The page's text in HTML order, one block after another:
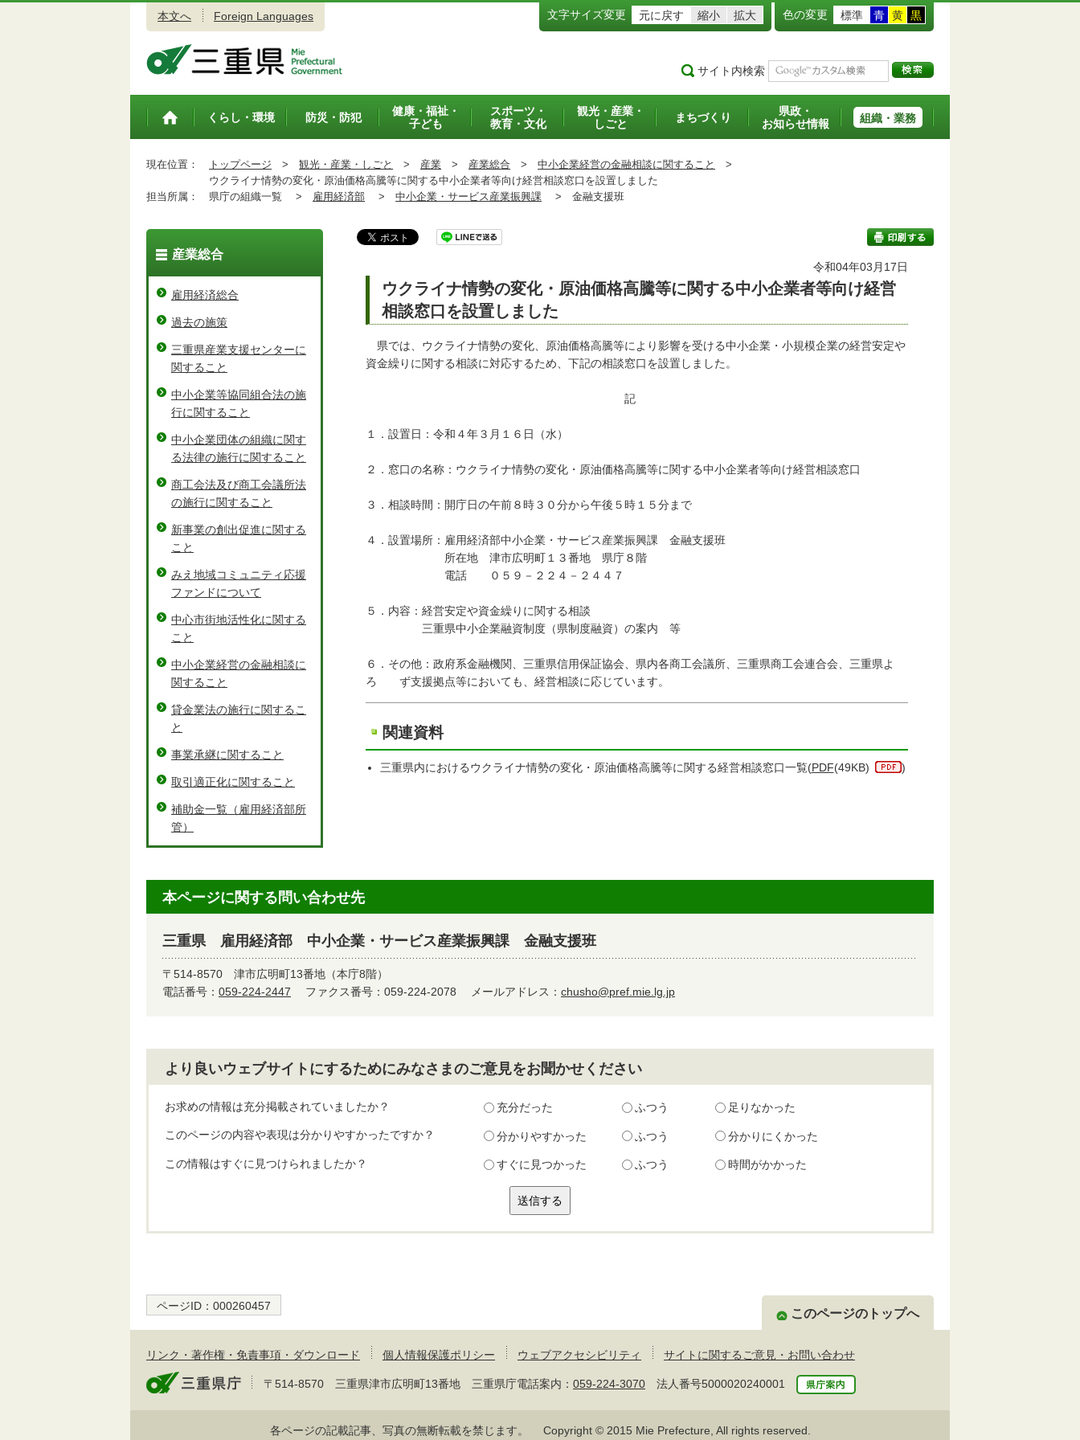
本文へ Foreign Languages 文字サイズ変更 元に戻す 縮小 拡大 色の変更 標準 青 黄 黒
サイト内検索
トップペ
くらし・環境 防災・防犯
健康・福祉・
子ども
スポーツ・
教育・文化
観光・産業・
しごと
まちづくり
県政・
お知らせ情報
組織・業務
現在位置： トップページ > 観光・産業・しごと > 産業 > 産業総合 > 中小企業経営の金融相談に関すること
>
ウクライナ情勢の変化・原油価格高騰等に関する中小企業者等向け経営相談窓口を設置しました
担当所属：
県庁の組織一覧 > 雇用経済部 > 中小企業・サービス産業振興課 > 金融支援班
令和04年03月17日
ウクライナ情勢の変化・原油価格高騰等に関する中小企業者等向け経営
相談窓口を設置しました
県では、ウクライナ情勢の変化、原油価格高騰等により影響を受ける中小企業・小規模企業の経営安定や
資金繰りに関する相談に対応するため、下記の相談窓口を設置しました。
記
１．設置日：令和４年３月１６日（水）
２．窓口の名称：ウクライナ情勢の変化・原油価格高騰等に関する中小企業者等向け経営相談窓口
３．相談時間：開庁日の午前８時３０分から午後５時１５分まで
４．設置場所：雇用経済部中小企業・サービス産業振興課 金融支援班
所在地 津市広明町１３番地 県庁８階
電話 ０５９－２２４－２４４７
５．内容：経営安定や資金繰りに関する相談
三重県中小企業融資制度（県制度融資）の案内 等
６．その他：政府系金融機関、三重県信用保証協会、県内各商工会議所、三重県商工会連合会、三重県よ
ろ ず支援拠点等においても、経営相談に応じています。
関連資料
三重県内におけるウクライナ情勢の変化・原油価格高騰等に関する経営相談窓口一覧(PDF(49KB) )
産業総合
雇用経済総合
過去の施策
三重県産業支援センターに
関すること
中小企業等協同組合法の施
行に関すること
中小企業団体の組織に関す
る法律の施行に関すること
商工会法及び商工会議所法
の施行に関すること
新事業の創出促進に関する
こと
みえ地域コミュニティ応援
ファンドについて
中心市街地活性化に関する
こと
中小企業経営の金融相談に
関すること
貸金業法の施行に関するこ
と
事業承継に関すること
取引適正化に関すること
補助金一覧（雇用経済部所
管）
本ページに関する問い合わせ先
三重県 雇用経済部 中小企業・サービス産業振興課 金融支援班
〒514-8570 津市広明町13番地（本庁8階）
電話番号： 059-224-2447 ファクス番号：059-224-2078 メールアドレス： chusho@pref.mie.lg.jp
より良いウェブサイトにするためにみなさまのご意見をお聞かせください
お求めの情報は充分掲載されていましたか？ 充分だった ふつう 足りなかった
このページの内容や表現は分かりやすかったですか？ 分かりやすかった ふつう 分かりにくかった
この情報はすぐに見つけられましたか？ すぐに見つかった ふつう 時間がかかった
ページID： 000260457
このページのトップへ
リンク・著作権・免責事項・ダウンロード 個人情報保護ポリシー ウェブアクセシビリティ サイトに関するご意見・お問い合わせ
〒514-8570 三重県津市広明町13番地 三重県庁電話案内： 059-224-3070 法人番号5000020240001
各ページの記載記事、写真の無断転載を禁じます。 Copyright © 2015 Mie Prefecture, All rights reserved.